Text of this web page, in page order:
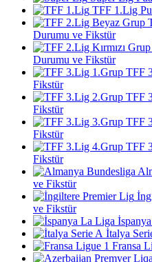
TFF 1.Lig
Durumu ve Fikstür
Durumu ve Fikstür
TFF
Fikstür
TFF
Fikstür
TFF
Fikstür
TFF
Fikstür
ve Fikstür
ve Fikstür
İtalya
Fransa